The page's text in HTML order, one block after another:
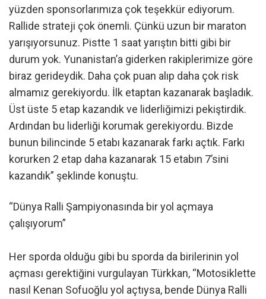
yüzden sponsorlarımıza çok teşekkür ediyorum.
Rallide strateji çok önemli. Çünkü uzun bir maraton
yarışıyorsunuz. Pistte 1 saat yarıştın bitti gibi bir
durum yok. Yunanistan’a giderken rakiplerimize göre
biraz gerideydik. Daha çok puan alıp daha çok risk
almamız gerekiyordu. İlk etaptan kazanarak başladık.
Üst üste 5 etap kazandık ve liderliğimizi pekiştirdik.
Ardından bu liderliği korumak gerekiyordu. Bizde
bunun bilincinde 5 etabı kazanarak farkı açtık. Farkı
korurken 2 etap daha kazanarak 15 etabın 7’sini
kazandık” şeklinde konuştu.
“Dünya Ralli Şampiyonasında bir yol açmaya
çalışıyorum”
Her sporda olduğu gibi bu sporda da birilerinin yol
açması gerektiğini vurgulayan Türkkan, “Motosiklette
nasıl Kenan Sofuoğlu yol açtıysa, bende Dünya Ralli